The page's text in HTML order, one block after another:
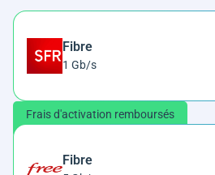
Fibre
1 Gb/s
Frais d'activation remboursés
Fibre